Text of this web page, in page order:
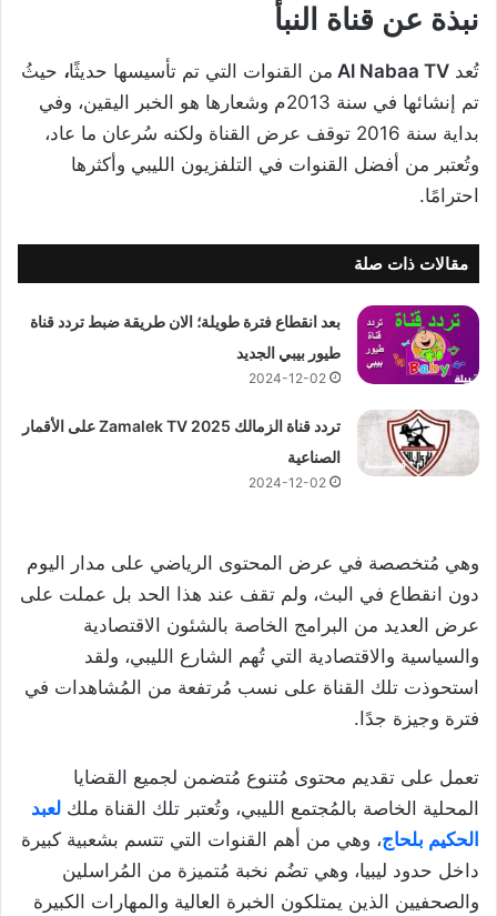
نبذة عن قناة النبأ
تُعد Al Nabaa TV من القنوات التي تم تأسيسها حديثًا، حيثُ
تم إنشائها في سنة 2013م وشعارها هو الخبر اليقين، وفي
بداية سنة 2016 توقف عرض القناة ولكنه سُرعان ما عاد،
وتُعتبر من أفضل القنوات في التلفزيون الليبي وأكثرها
احترامًا.
مقالات ذات صلة
بعد انقطاع فترة طويلة؛ الان طريقة ضبط تردد قناة
طيور بيبي الجديد
2024-12-02
تردد قناة الزمالك 2025 Zamalek TV على الأقمار
الصناعية
2024-12-02
وهي مُتخصصة في عرض المحتوى الرياضي على مدار اليوم
دون انقطاع في البث، ولم تقف عند هذا الحد بل عملت على
عرض العديد من البرامج الخاصة بالشئون الاقتصادية
والسياسية والاقتصادية التي تُهم الشارع الليبي، ولقد
استحوذت تلك القناة على نسب مُرتفعة من المُشاهدات في
فترة وجيزة جدًا.
تعمل على تقديم محتوى مُتنوع مُتضمن لجميع القضايا
المحلية الخاصة بالمُجتمع الليبي، وتُعتبر تلك القناة ملك لعبد
الحكيم بلحاج، وهي من أهم القنوات التي تتسم بشعبية كبيرة
داخل حدود ليبيا، وهي تضُم نخبة مُتميزة من المُراسلين
والصحفيين الذين يمتلكون الخبرة العالية والمهارات الكبيرة